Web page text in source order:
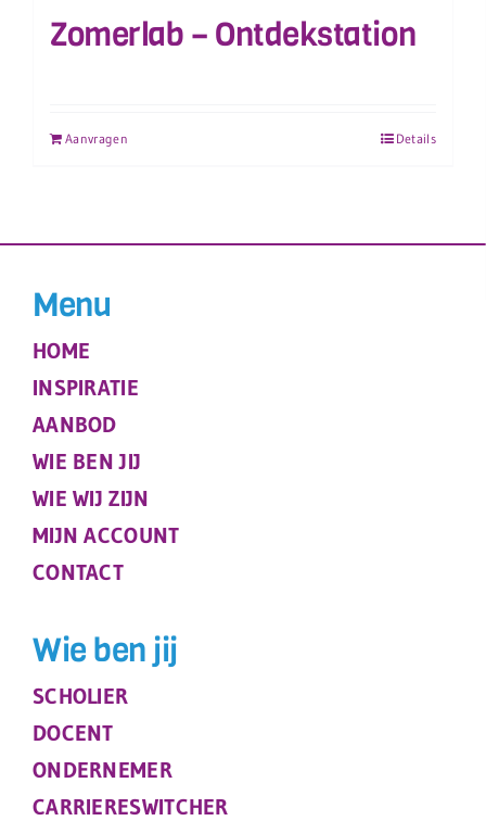
Zomerlab – Ontdekstation
Aanvragen Details
Menu
HOME
INSPIRATIE
AANBOD
WIE BEN JIJ
WIE WIJ ZIJN
MIJN ACCOUNT
CONTACT
Wie ben jij
SCHOLIER
DOCENT
ONDERNEMER
CARRIERESWITCHER